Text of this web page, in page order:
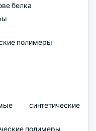
белка
полимеры
синтетические
полимеры